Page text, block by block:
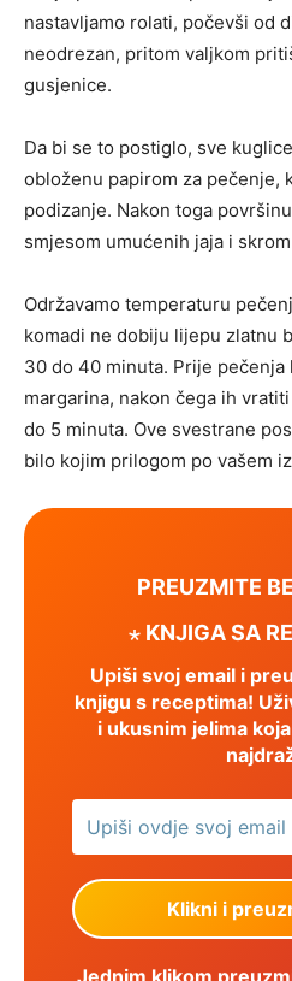
nastavljamo rolati, počevši od
neodrezan, pritom valjkom
gusjenice.
Da bi se to postiglo, sve
obloženu papirom za pečenje,
podizanje. Nakon toga
smjesom umućenih jaja i
Održavamo temperaturu
komadi ne dobiju lijepu zlatnu
30 do 40 minuta. Prije
margarina, nakon čega ih
do 5 minuta. Ove svestrane
bilo kojim prilogom po vašem
PREUZMITE
⋆ KNJIGA SA
Upiši svoj email i
knjigu s receptima!
i ukusnim jelima